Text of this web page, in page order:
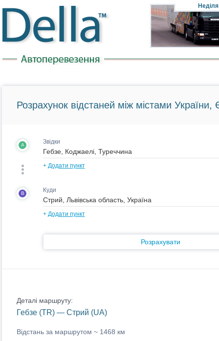
Неділя
Розрахунок відстаней між містами України,
A Звідки
+ Додати пункт
B Куди
+ Додати пункт
Розрахувати
Деталі маршруту:
Гебзе (TR) — Стрий (UA)
Відстань за маршрутом ~ 1468 км